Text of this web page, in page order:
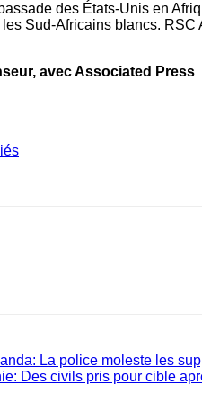
des États-Unis en
Sud-Africains blancs.
avec Associated Press
La police moleste les
Des civils pris pour cible